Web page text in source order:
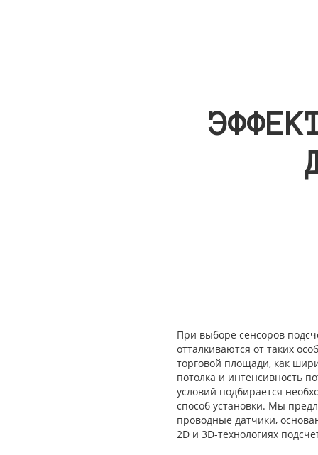
При выборе сенсоров
отталкиваются от таких
торговой площади, как
потолка и интенсивность
условий подбирается
способ установки. Мы
проводные датчики,
2D и 3D-технологиях